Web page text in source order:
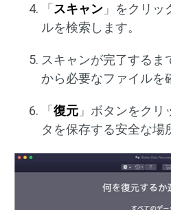
「スキャン 」をクリッ
ルを検索します。
スキャンが完了するま
から必要なファイルを
「復元 」ボタンをク
タを保存する安全な場